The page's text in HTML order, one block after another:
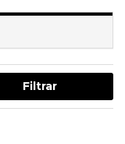
Filtrar